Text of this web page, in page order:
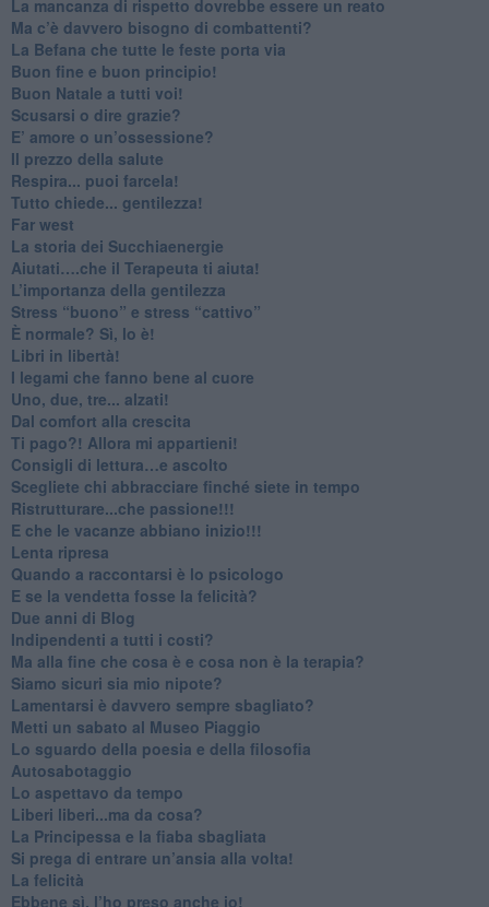
​La mancanza di rispetto dovrebbe essere un reato
​Ma c’è davvero bisogno di combattenti?
​La Befana che tutte le feste porta via
Buon fine e buon principio!
​Buon Natale a tutti voi!
​Scusarsi o dire grazie?
​E’ amore o un’ossessione?
​Il prezzo della salute
​Respira... puoi farcela!
​Tutto chiede... gentilezza!
​Far west
​La storia dei Succhiaenergie
​Aiutati….che il Terapeuta ti aiuta!
​L’importanza della gentilezza
​Stress “buono” e stress “cattivo”
​È normale? Sì, lo è!
​Libri in libertà!
​I legami che fanno bene al cuore
Uno, due, tre... alzati!​
​Dal comfort alla crescita
​Ti pago?! Allora mi appartieni!​
​Consigli di lettura…e ascolto
​Scegliete chi abbracciare finché siete in tempo
​Ristrutturare...che passione!!!
​E che le vacanze abbiano inizio!!!
​Lenta ripresa
​Quando a raccontarsi è lo psicologo
​E se la vendetta fosse la felicità?
​Due anni di Blog
​Indipendenti a tutti i costi?
​Ma alla fine che cosa è e cosa non è la terapia?
​Siamo sicuri sia mio nipote?
​Lamentarsi è davvero sempre sbagliato?
​Metti un sabato al Museo Piaggio
​Lo sguardo della poesia e della filosofia
Autosabotaggio
​Lo aspettavo da tempo
​Liberi liberi...ma da cosa?
​La Principessa e la fiaba sbagliata
Si prega di entrare un’ansia alla volta!
​La felicità
​Ebbene sì, l’ho preso anche io!